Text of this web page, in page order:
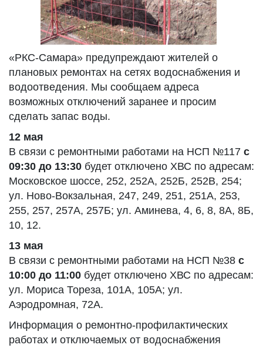
«РКС-Самара» предупреждают жителей о
плановых ремонтах на сетях водоснабжения и
водоотведения. Мы сообщаем адреса
возможных отключений заранее и просим
сделать запас воды.
12 мая
В связи с ремонтными работами на НСП №117 с
09:30 до 13:30 будет отключено ХВС по адресам:
Московское шоссе, 252, 252А, 252Б, 252В, 254;
ул. Ново-Вокзальная, 247, 249, 251, 251А, 253,
255, 257, 257А, 257Б; ул. Аминева, 4, 6, 8, 8А, 8Б,
10, 12.
13 мая
В связи с ремонтными работами на НСП №38 с
10:00 до 11:00 будет отключено ХВС по адресам:
ул. Мориса Тореза, 101А, 105А; ул.
Аэродромная, 72А.
Информация о ремонтно-профилактических
работах и отключаемых от водоснабжения